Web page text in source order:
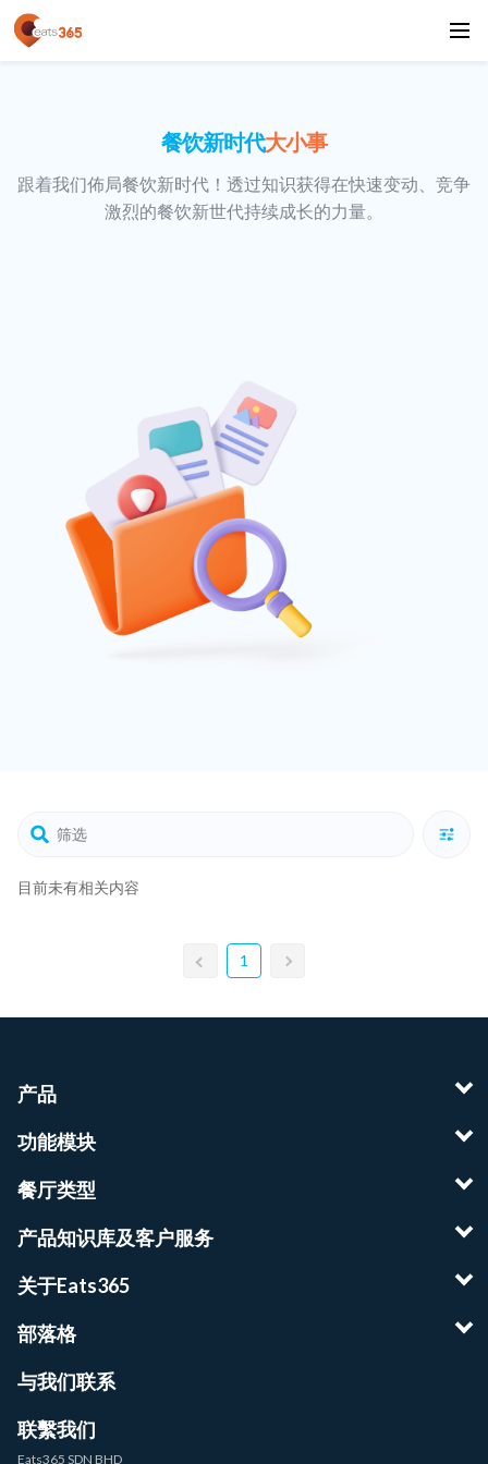
餐饮新时代大小事
跟着我们佈局餐饮新时代！透过知识获得在快速变动、竞争
激烈的餐饮新世代持续成长的力量。
目前未有相关内容
1
产品
功能模块
餐厅类型
产品知识库及客户服务
关于Eats365
部落格
与我们联系
联繫我们
Eats365 SDN BHD